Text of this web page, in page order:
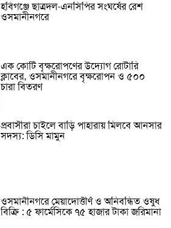
হবিগঞ্জে ছাত্রদল-এনসিপির সংঘর্ষের রেশ
ওসমানীনগরে
এক কোটি বৃক্ষরোপণের উদ্যোগ রোটারি
ক্লাবের, ওসমানীনগরে বৃক্ষরোপন ও ৫০০
চারা বিতরণ
প্রবাসীরা চাইলে বাড়ি পাহারায় মিলবে আনসার
সদস্য: ডিসি মামুন
ওসমানীনগরে মেয়াদোত্তীর্ণ ও অনিবন্ধিত ওষুধ
বিক্রি : ৫ ফার্মেসিকে ৭৫ হাজার টাকা জরিমানা